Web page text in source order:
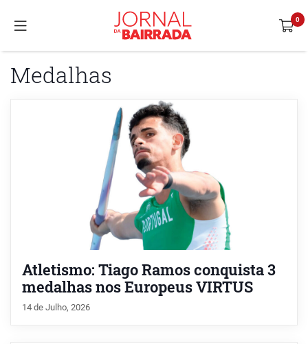
Medalhas
Atletismo: Tiago Ramos conquista 3
medalhas nos Europeus VIRTUS
14 de Julho, 2026